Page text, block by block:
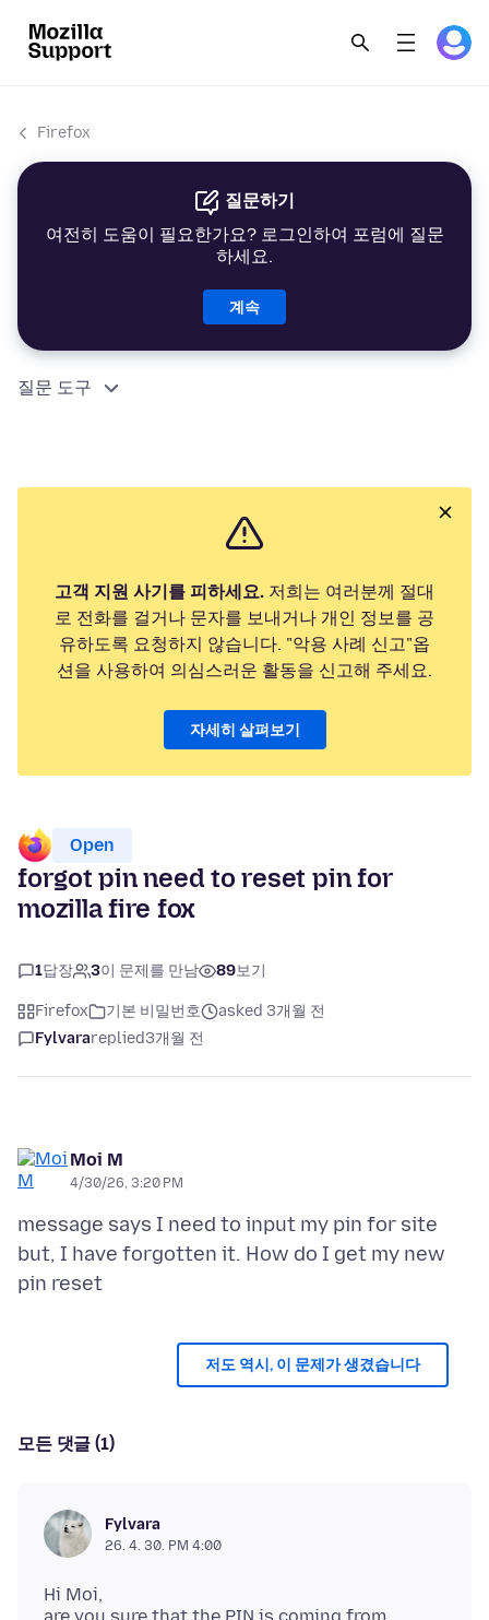
Firefox
질문하기
여전히 도움이 필요한가요? 로그인하여 포럼에 질문
하세요.
계속
질문 도구
고객 지원 사기를 피하세요. 저희는 여러분께 절대
로 전화를 걸거나 문자를 보내거나 개인 정보를 공
유하도록 요청하지 않습니다. "악용 사례 신고"옵
션을 사용하여 의심스러운 활동을 신고해 주세요.
자세히 살펴보기
Open
forgot pin need to reset pin for
mozilla fire fox
1답장 3이 문제를 만남 89보기
Firefox 기본 비밀번호
asked 3개월 전
Fylvarareplied3개월 전
Moi M
4/30/26, 3:20 PM
message says I need to input my pin for site
but, I have forgotten it. How do I get my new
저도 역시, 이 문제가 생겼습니다
모든 댓글 (1)
Fylvara
26. 4. 30. PM 4:00
Hi Moi,